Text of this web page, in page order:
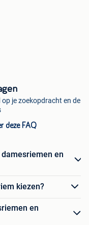
je zoekopdracht en de
deze FAQ
en
kiezen?
en